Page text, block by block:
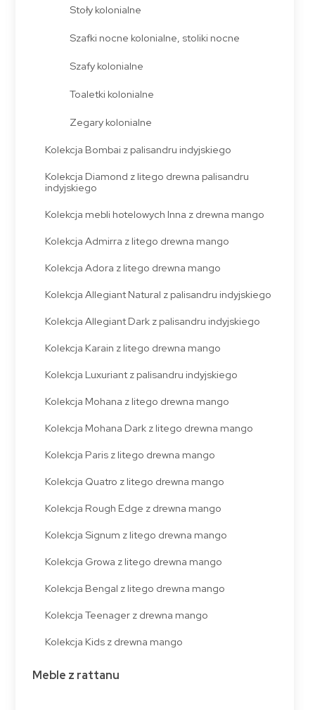
Stoły kolonialne
Szafki nocne kolonialne, stoliki nocne
Szafy kolonialne
Toaletki kolonialne
Zegary kolonialne
Kolekcja Bombai z palisandru indyjskiego
Kolekcja Diamond z litego drewna palisandru
indyjskiego
Kolekcja mebli hotelowych Inna z drewna mango
Kolekcja Admirra z litego drewna mango
Kolekcja Adora z litego drewna mango
Kolekcja Allegiant Natural z palisandru indyjskiego
Kolekcja Allegiant Dark z palisandru indyjskiego
Kolekcja Karain z litego drewna mango
Kolekcja Luxuriant z palisandru indyjskiego
Kolekcja Mohana z litego drewna mango
Kolekcja Mohana Dark z litego drewna mango
Kolekcja Paris z litego drewna mango
Kolekcja Quatro z litego drewna mango
Kolekcja Rough Edge z drewna mango
Kolekcja Signum z litego drewna mango
Kolekcja Growa z litego drewna mango
Kolekcja Bengal z litego drewna mango
Kolekcja Teenager z drewna mango
Kolekcja Kids z drewna mango
Meble z rattanu